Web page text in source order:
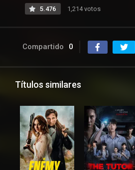
5.476 1,214 votos
Compartido 0
Títulos similares